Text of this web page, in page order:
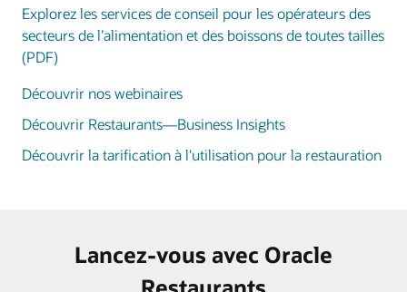
Explorez les services de conseil pour les opérateurs des
secteurs de l’alimentation et des boissons de toutes tailles
(PDF)
Découvrir nos webinaires
Découvrir Restaurants—Business Insights
Découvrir la tarification à l'utilisation pour la restauration
Lancez-vous avec Oracle